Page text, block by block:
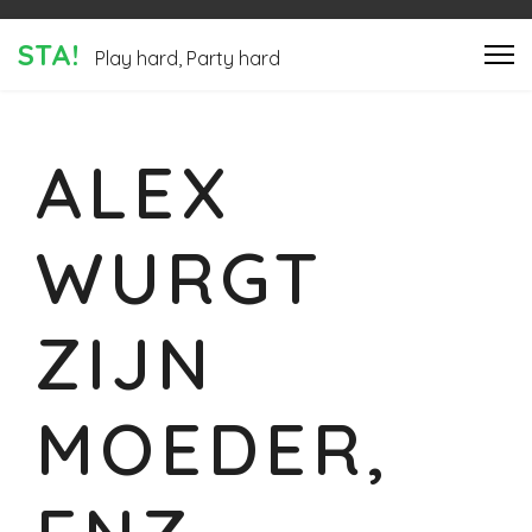
STA! Play hard, Party hard
ALEX
WURGT
ZIJN
MOEDER,